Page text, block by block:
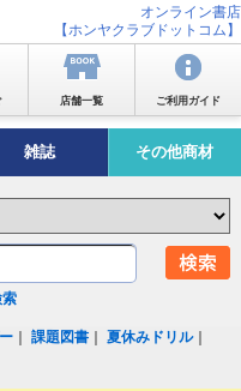
オンライン書店
【ホンヤクラブドットコム】
店舗一覧 ご利用ガイド
雑誌 その他商材
｜課題図書 ｜夏休みドリル｜